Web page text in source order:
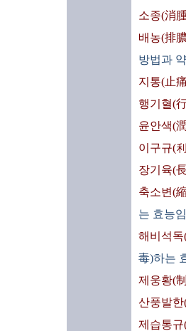
소종(消
배농(排
방법과
지통(止
행기혈(
윤안색(
이구규(
장기육(
축소변(
는 효능
해비석
毒)하는
제웅황(
산풍발
제습통